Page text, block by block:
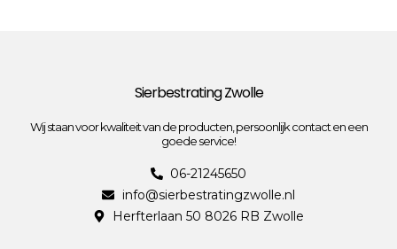
Sierbestrating Zwolle
Wij staan voor kwaliteit van de producten, persoonlijk contact en een
goede service!
06-21245650
info@sierbestratingzwolle.nl
Herfterlaan 50 8026 RB Zwolle